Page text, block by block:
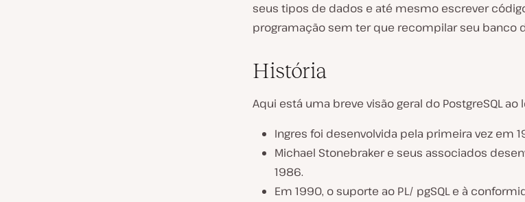
seus tipos de dados e até mesmo escrever
programação sem ter que recompilar seu banco
História
Aqui está uma breve visão geral do PostgreSQL ao
Ingres foi desenvolvida pela primeira vez em
Michael Stonebraker e seus associados
1986.
Em 1990, o suporte ao PL/ pgSQL e à